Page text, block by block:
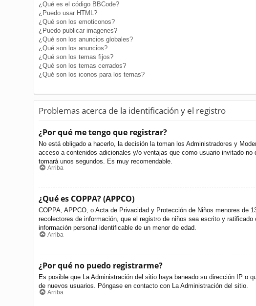
¿Qué es el código BBCode?
¿Puedo usar HTML?
¿Qué son los emoticonos?
¿Puedo publicar imagenes?
¿Qué son los anuncios globales?
¿Qué son los anuncios?
¿Qué son los temas fijos?
¿Qué son los temas cerrados?
¿Qué son los iconos para los temas?
Problemas acerca de la identificación y el registro
¿Por qué me tengo que registrar?
No está obligado a hacerlo, la decisión la toman los Administradores y
acceso a contenidos adicionales y/o ventajas que como usuario invitado
tomará unos segundos. Es muy recomendable.
Arriba
¿Qué es COPPA? (APPCO)
COPPA, APPCO, o Acta de Privacidad y Protección de Niños menores de
recolectores de información, que el registro de niños sea escrito y
información personal identificable de un menor de edad.
Arriba
¿Por qué no puedo registrarme?
Es posible que La Administración del sitio haya baneado su dirección IP o
de nuevos usuarios. Póngase en contacto con La Administración del sitio.
Arriba